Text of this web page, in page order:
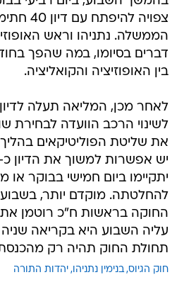
צפויה
הממשלה. נתניהו וראש
דברים בסיומו, במה שהפך
בין האופוזיציה והקואליציה.
לאחר מכן, המליאה תעלה
לשינוי הרכב הוועדה לבחירת
את שליטת הפוליטיקאים בהליך
יתקיימו ביום חמישי בבוקר או
להחלטתה. מוקדם יותר,
החוקה בראשות ח"כ רוטמן
עליה השבוע היא בקריאה
תחולת החוק תהיה רק
חוק הגיוס בנימין נתניהו יהדות התורה